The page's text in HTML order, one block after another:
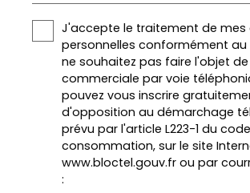
J'accepte le traitement de mes
personnelles conformément au
ne souhaitez pas faire l'objet
commerciale par voie
pouvez vous inscrire
d'opposition au démarchage
prévu par l'article L223-1 du
consommation, sur le site
www.bloctel.gouv.fr ou par
: